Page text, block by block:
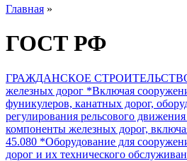
Главная »
ГОСТ РФ
ГРАЖДАНСКОЕ
железных дорог *Включая
фуникулеров, канатных дорог,
регулирования рельсового
компоненты железных дорог,
45.080 *Оборудование для
дорог и их технического